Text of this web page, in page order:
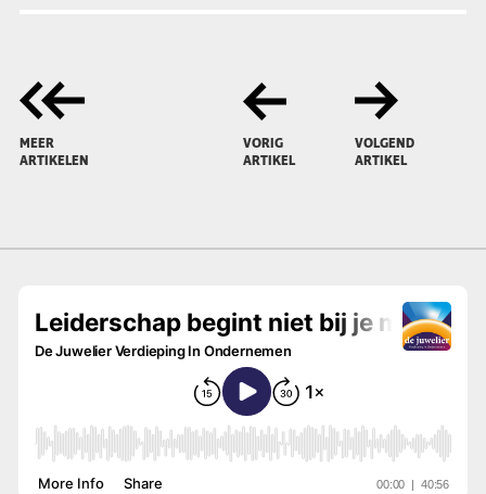
MEER
ARTIKELEN
VORIG
ARTIKEL
VOLGEND
ARTIKEL